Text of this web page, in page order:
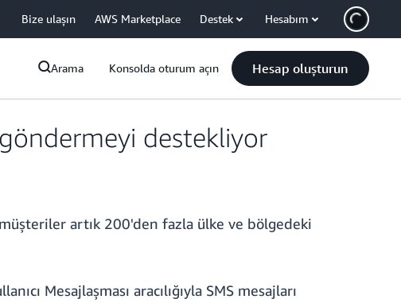
Bize ulaşın AWS Marketplace Destek Hesabım
Arama Konsolda oturum açın Hesap oluşturun
destekliyor
artık 200'den fazla ülke ve bölgedeki
Mesajlaşması aracılığıyla SMS mesajları